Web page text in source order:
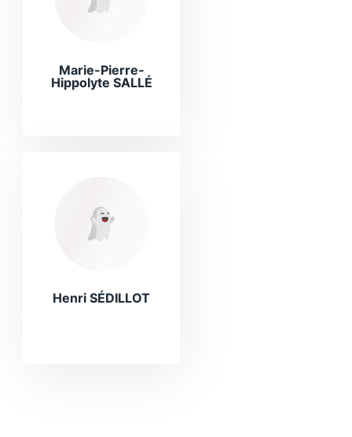
Marie-Pierre-
Hippolyte SALLÉ
Henri SÉDILLOT